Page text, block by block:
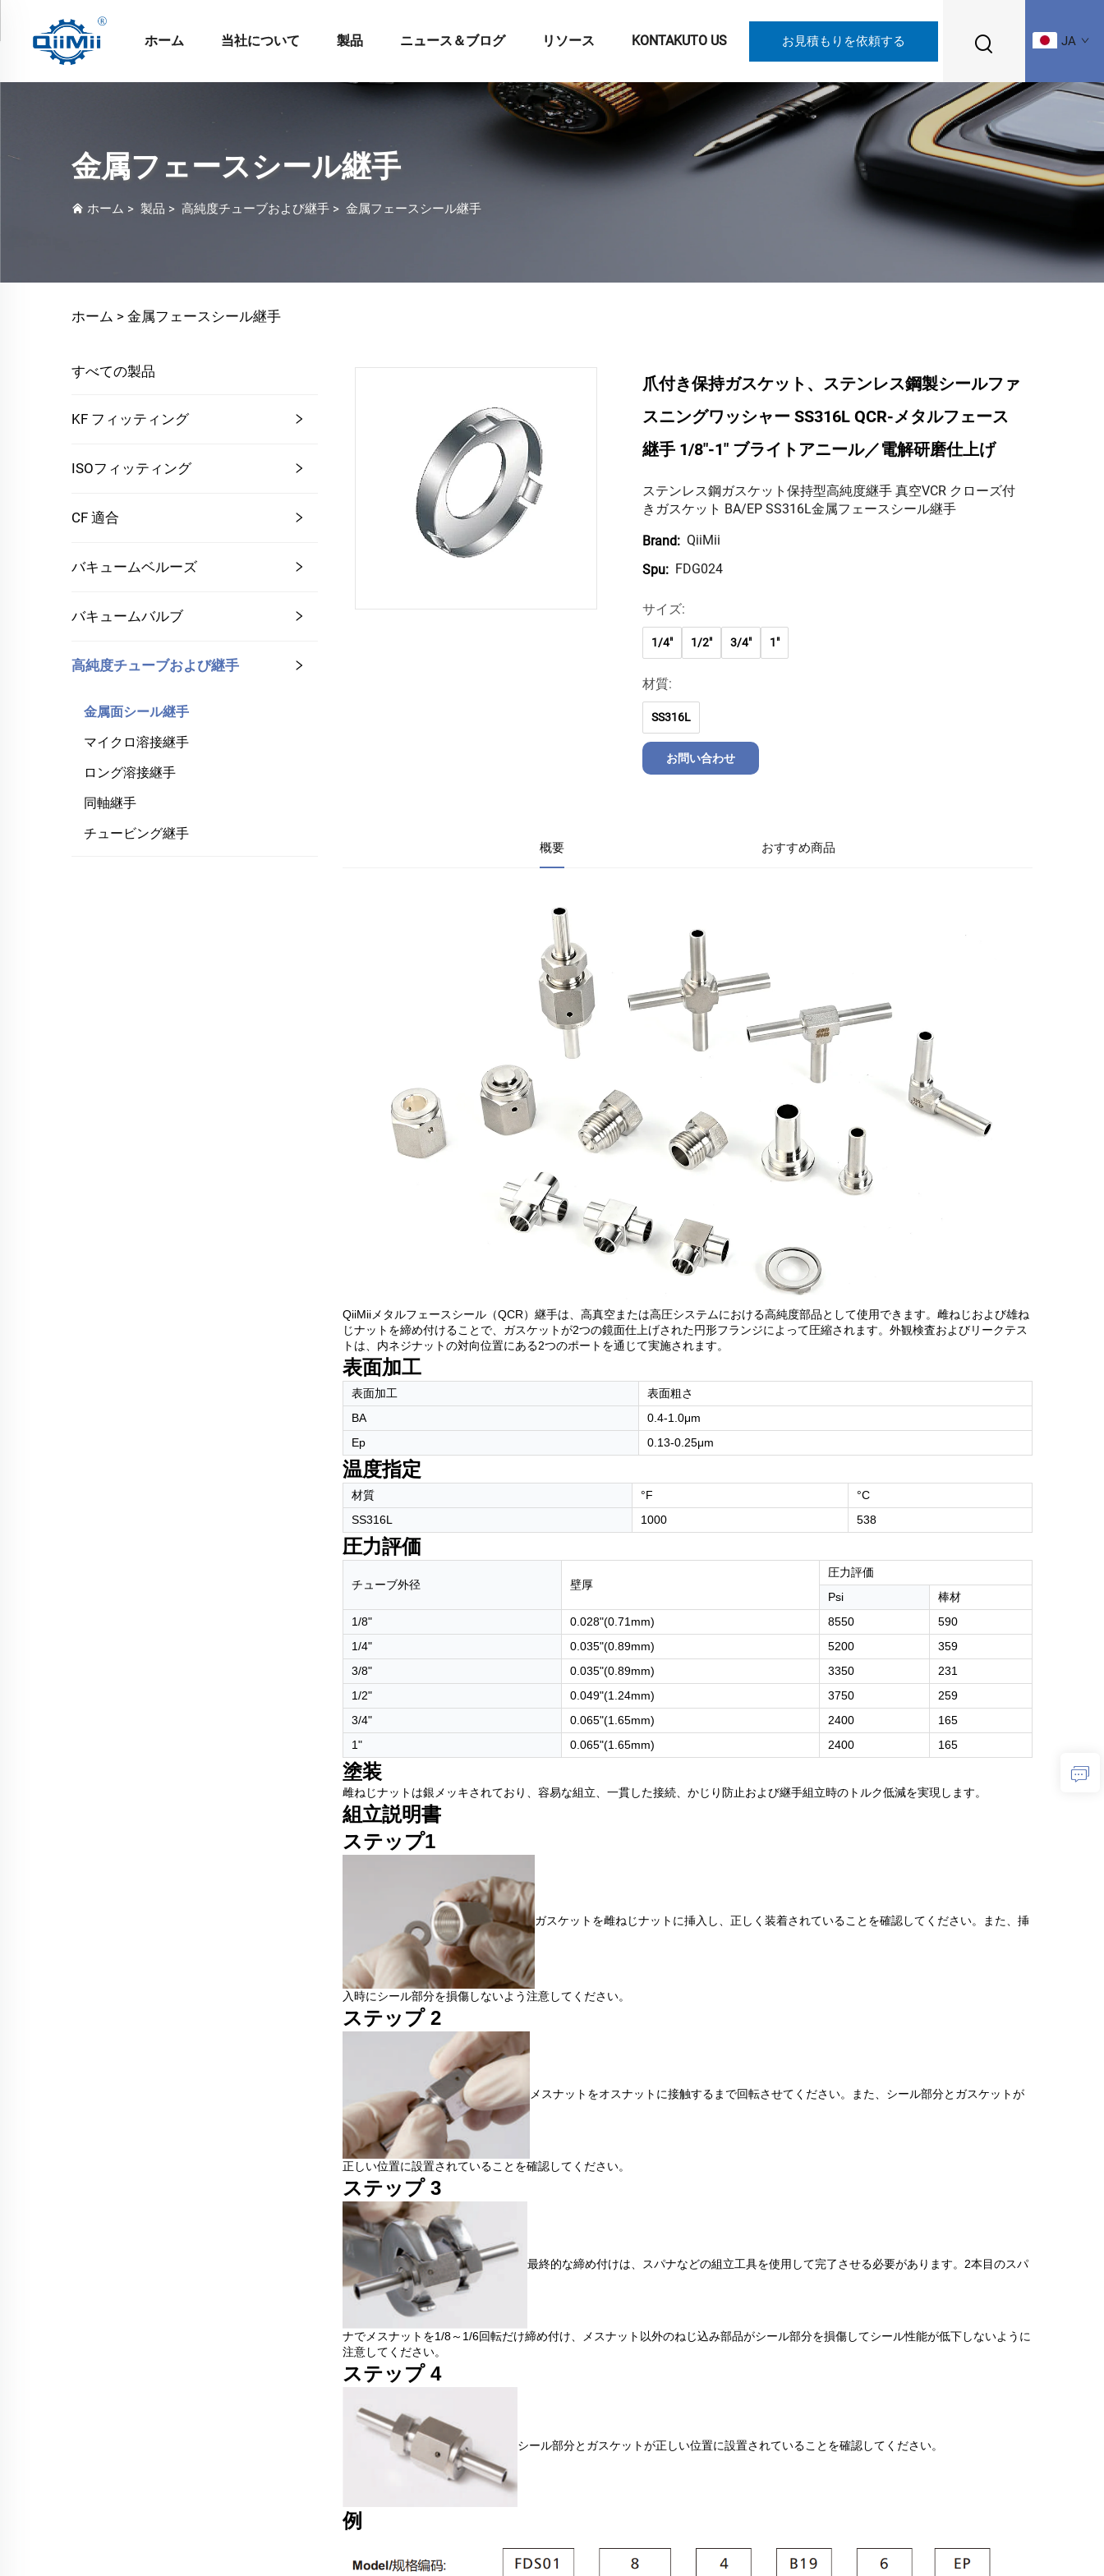
ホーム 当社について 製品 ニュース＆ブログ リソース KONTAKUTO US お見積もりを依頼する JA
金属フェースシール継手
ホーム > 製品 > 高純度チューブおよび継手 > 金属フェースシール継手
ホーム > 金属フェースシール継手
すべての製品
KF フィッティング
ISOフィッティング
CF 適合
バキュームベルーズ
バキュームバルブ
高純度チューブおよび継手
金属面シール継手
マイクロ溶接継手
ロング溶接継手
同軸継手
チュービング継手
爪付き保持ガスケット、ステンレス鋼製シールファ
スニングワッシャー SS316L QCR-メタルフェース
継手 1/8"-1" ブライトアニール／電解研磨仕上げ
ステンレス鋼ガスケット保持型高純度継手 真空VCR クローズ付
きガスケット BA/EP SS316L金属フェースシール継手
Brand: QiiMii
Spu: FDG024
サイズ:
1/4" 1/2" 3/4" 1"
材質:
SS316L
お問い合わせ
概要 おすすめ商品
QiiMiiメタルフェースシール（QCR）継手は、高真空または高圧システムにおける高純度部品として使用できます。雌ねじおよび雄ね
じナットを締め付けることで、ガスケットが2つの鏡面仕上げされた円形フランジによって圧縮されます。外観検査およびリークテス
トは、内ネジナットの対向位置にある2つのポートを通じて実施されます。
表面加工
表面加工
表面粗さ
BA
0.4-1.0μm
Ep
0.13-0.25μm
温度指定
材質 °F
°C
SS316L
1000 538
圧力評価
チューブ外径 壁厚
圧力評価
Psi
棒材
1/8"
0.028"(0.71mm) 8550
590
1/4"
0.035"(0.89mm) 5200
359
3/8"
0.035"(0.89mm) 3350
231
1/2"
0.049"(1.24mm) 3750
259
3/4"
0.065"(1.65mm) 2400
165
1"
0.065"(1.65mm) 2400 165
塗装
雌ねじナットは銀メッキされており、容易な組立、一貫した接続、かじり防止および継手組立時のトルク低減を実現します。
組立説明書
ステップ1
ガスケットを雌ねじナットに挿入し、正しく装着されていることを確認してください。また、挿
入時にシール部分を損傷しないよう注意してください。
ステップ 2
メスナットをオスナットに接触するまで回転させてください。また、シール部分とガスケットが
正しい位置に設置されていることを確認してください。
ステップ 3
最終的な締め付けは、スパナなどの組立工具を使用して完了させる必要があります。2本目のスパ
ナでメスナットを1/8～1/6回転だけ締め付け、メスナット以外のねじ込み部品がシール部分を損傷してシール性能が低下しないように
注意してください。
ステップ 4
シール部分とガスケットが正しい位置に設置されていることを確認してください。
例